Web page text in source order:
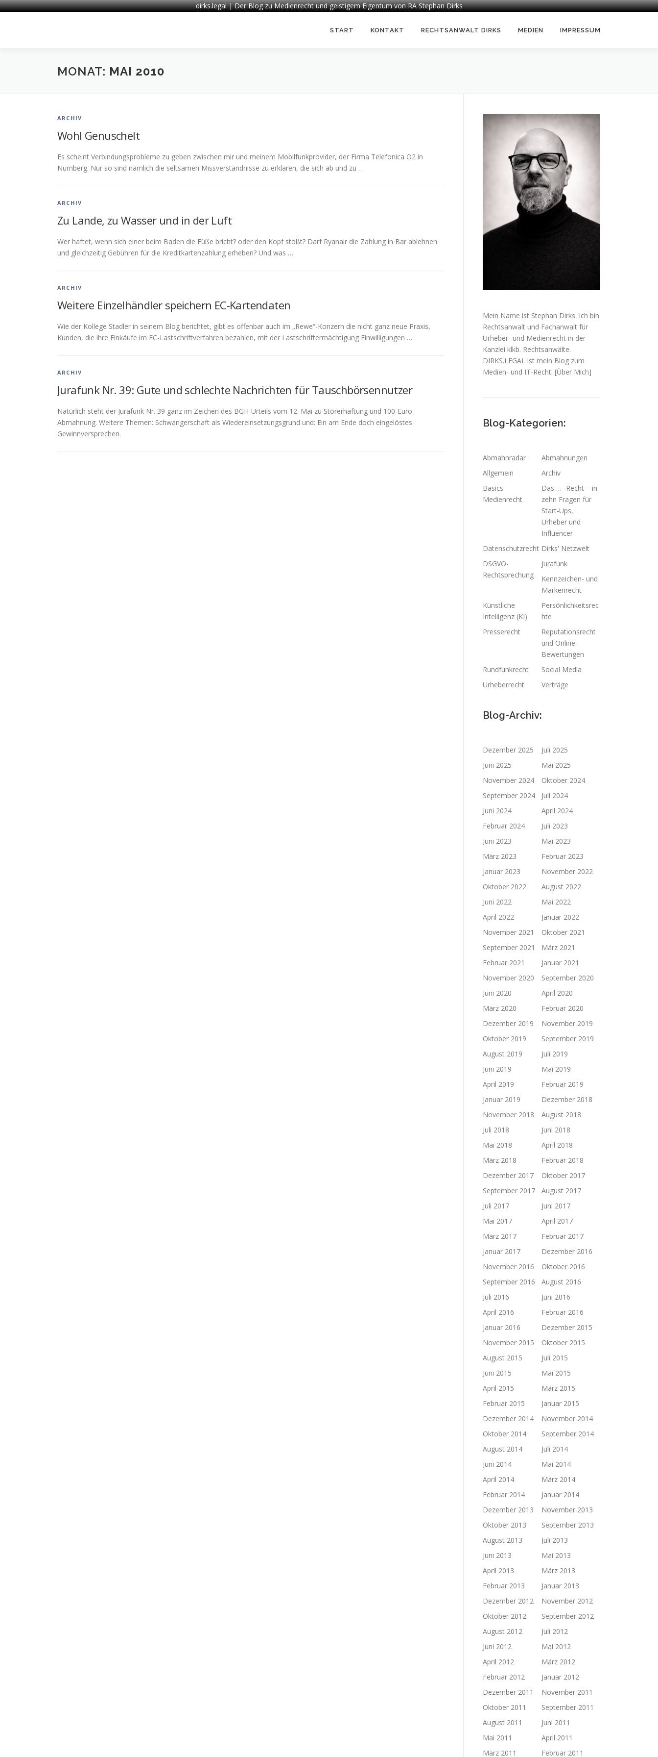
dirks.legal | Der Blog zu Medienrecht und geistigem Eigentum von RA Stephan Dirks
START KONTAKT RECHTSANWALT DIRKS MEDIEN IMPRESSUM
MONAT: MAI 2010
ARCHIV
Wohl Genuschelt
Es scheint Verbindungsprobleme zu geben zwischen mir und meinem Mobilfunkprovider, der Firma Telefonica O2 in
Nürnberg. Nur so sind nämlich die seltsamen Missverständnisse zu erklären, die sich ab und zu …
ARCHIV
Zu Lande, zu Wasser und in der Luft
Wer haftet, wenn sich einer beim Baden die Füße bricht? oder den Kopf stößt? Darf Ryanair die Zahlung in Bar ablehnen
und gleichzeitig Gebühren für die Kreditkartenzahlung erheben? Und was …
ARCHIV
Weitere Einzelhändler speichern EC-Kartendaten
Wie der Kollege Stadler in seinem Blog berichtet, gibt es offenbar auch im „Rewe“-Konzern die nicht ganz neue Praxis,
Kunden, die ihre Einkäufe im EC-Lastschriftverfahren bezahlen, mit der Lastschriftermächtigung Einwilligungen …
ARCHIV
Jurafunk Nr. 39: Gute und schlechte Nachrichten für Tauschbörsennutzer
Natürlich steht der Jurafunk Nr. 39 ganz im Zeichen des BGH-Urteils vom 12. Mai zu Störerhaftung und 100-Euro-
Abmahnung. Weitere Themen: Schwangerschaft als Wiedereinsetzungsgrund und: Ein am Ende doch eingelöstes
Gewinnversprechen.
Mein Name ist Stephan Dirks. Ich bin
Rechtsanwalt und Fachanwalt für
Urheber- und Medienrecht in der
Kanzlei klkb. Rechtsanwälte.
DIRKS.LEGAL ist mein Blog zum
Medien- und IT-Recht. [Über Mich]
Blog-Kategorien:
Abmahnradar
Abmahnungen
Allgemein
Archiv
Basics
Medienrecht
Das … -Recht – in
zehn Fragen für
Start-Ups,
Urheber und
Influencer
Datenschutzrecht Dirks' Netzwelt
DSGVO-
Rechtsprechung
Jurafunk
Kennzeichen- und
Markenrecht
Künstliche
Intelligenz (KI)
Persönlichkeitsrec
hte
Presserecht
Reputationsrecht
und Online-
Bewertungen
Rundfunkrecht
Social Media
Urheberrecht
Verträge
Blog-Archiv:
Dezember 2025
Juli 2025
Juni 2025
Mai 2025
November 2024
Oktober 2024
September 2024
Juli 2024
Juni 2024
April 2024
Februar 2024
Juli 2023
Juni 2023
Mai 2023
März 2023
Februar 2023
Januar 2023
November 2022
Oktober 2022
August 2022
Juni 2022
Mai 2022
April 2022
Januar 2022
November 2021
Oktober 2021
September 2021
März 2021
Februar 2021
Januar 2021
November 2020
September 2020
Juni 2020
April 2020
März 2020
Februar 2020
Dezember 2019
November 2019
Oktober 2019
September 2019
August 2019
Juli 2019
Juni 2019
Mai 2019
April 2019
Februar 2019
Januar 2019
Dezember 2018
November 2018
August 2018
Juli 2018
Juni 2018
Mai 2018
April 2018
März 2018
Februar 2018
Dezember 2017
Oktober 2017
September 2017
August 2017
Juli 2017
Juni 2017
Mai 2017
April 2017
März 2017
Februar 2017
Januar 2017
Dezember 2016
November 2016
Oktober 2016
September 2016
August 2016
Juli 2016
Juni 2016
April 2016
Februar 2016
Januar 2016
Dezember 2015
November 2015
Oktober 2015
August 2015
Juli 2015
Juni 2015
Mai 2015
April 2015
März 2015
Februar 2015
Januar 2015
Dezember 2014
November 2014
Oktober 2014
September 2014
August 2014
Juli 2014
Juni 2014
Mai 2014
April 2014
März 2014
Februar 2014
Januar 2014
Dezember 2013
November 2013
Oktober 2013
September 2013
August 2013
Juli 2013
Juni 2013
Mai 2013
April 2013
März 2013
Februar 2013
Januar 2013
Dezember 2012
November 2012
Oktober 2012
September 2012
August 2012
Juli 2012
Juni 2012
Mai 2012
April 2012
März 2012
Februar 2012
Januar 2012
Dezember 2011
November 2011
Oktober 2011
September 2011
August 2011
Juni 2011
Mai 2011
April 2011
März 2011
Februar 2011